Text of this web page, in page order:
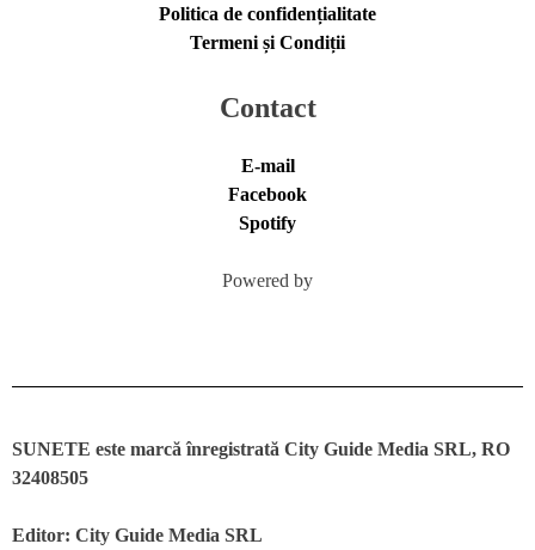
Politica de confidențialitate
Termeni și Condiții
Contact
E-mail
Facebook
Spotify
Powered by
SUNETE este marcă înregistrată City Guide Media SRL, RO
32408505
Editor: City Guide Media SRL